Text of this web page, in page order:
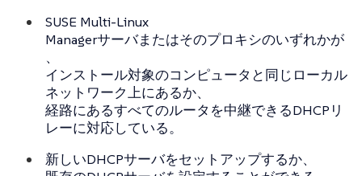
SUSE Multi-Linux
Managerサーバまたはそのプロキシのいずれかが
、
インストール対象のコンピュータと同じローカル
ネットワーク上にあるか、
経路にあるすべてのルータを中継できるDHCPリ
レーに対応している。
新しいDHCPサーバをセットアップするか、